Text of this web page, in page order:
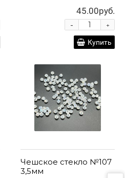
45.00руб.
+
-
Купить
Чешское стекло №107
3,5мм